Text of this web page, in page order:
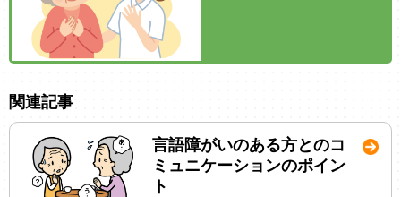
関連記事
言語障がいのある方とのコ
ミュニケーションのポイン
ト